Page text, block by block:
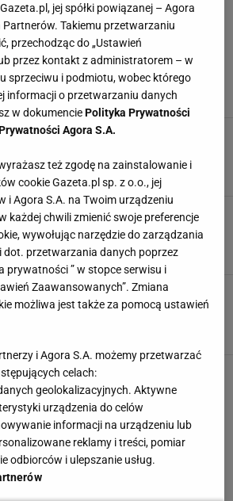
80 milionów. Po finale
prezes przekazał świetne wieści
PZT tak podsumował wynik Świątek na
Trochimowicz, 4 SIERPNIA 2024, 07:45
zaprzepaściła szansę na wielki turniej
Wszystko przez aferę
Bernard,6 CZERWCA 2024, 06:40
radzi mu nie wracać do Serbii. "To
z Abramowicz wywołała szum. U
wydarzyło się coś ważniejszego
jej spółki powiązanej – Agora
Takiemu przetwarzaniu
przechodząc do „Ustawień
przez kontakt z administratorem – w
sprzeciwu i podmiotu, wobec którego
informacji o przetwarzaniu danych
w dokumenciePolityka Prywatności
Agora S.A.
też zgodę na zainstalowanie i
cookie Gazeta.pl sp. z o.o., jej
i Agora S.A. na Twoim urządzeniu
każdej chwili zmienić swoje preferencje
wywołując narzędzie do zarządzania
dot. przetwarzania danych poprzez
prywatności ” w stopce serwisu i
Zaawansowanych”. Zmiana
możliwa jest także za pomocą ustawień
i Agora S.A. możemy przetwarzać
celach:
geolokalizacyjnych. Aktywne
urządzenia do celów
informacji na urządzeniu lub
reklamy i treści, pomiar
odbiorców i ulepszanie usług.